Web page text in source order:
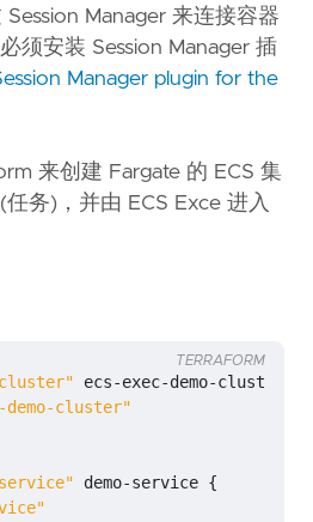
Manager 来连接容器
须安装 Session Manager 插
Manager plugin for the
来创建 Fargate 的 ECS 集
务)，并由 ECS Exce 进入
ecs-exec-demo-cluster
demo-cluster"
demo-service {
TERRAFORM